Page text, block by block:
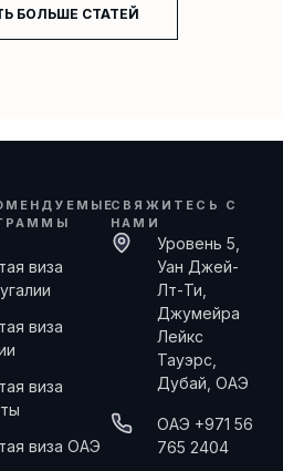
БОЛЬШЕ СТАТЕЙ
виза
виза
виза
виза ОАЭ
СВЯЖИТЕСЬ С
НАМИ
Уровень 5,
Уан Джей-
Лт-Ти,
Джумейра
Лейкс
Тауэрс,
Дубай, ОАЭ
ОАЭ +971 56
765 2404